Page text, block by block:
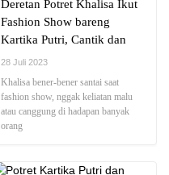
Deretan Potret Khalisa Ikut
Fashion Show bareng
Kartika Putri, Cantik dan
Ramah hingga Udah Jago
28 Juli 2023
Khalisa bener-bener santai saat
fashion show, nggak keliatan malu
atau canggung di hadapan banyak
orang